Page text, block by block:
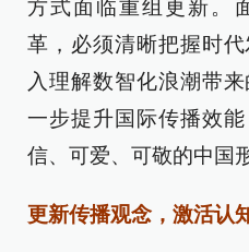
方式面临重组更新。
革，必须清晰把握时
入理解数智化浪潮带
一步提升国际传播效
信、可爱、可敬的中国
更新传播观念，激活认